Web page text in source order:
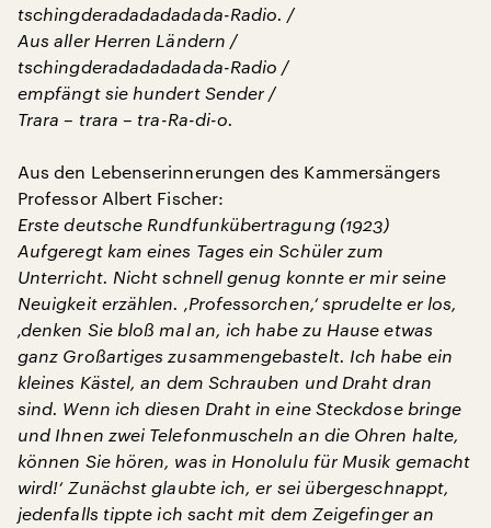
tschingderadadadadada-Radio. /
Aus aller Herren Ländern /
tschingderadadadadada-Radio /
empfängt sie hundert Sender /
Trara – trara – tra-Ra-di-o.
Aus den Lebenserinnerungen des Kammersängers
Professor Albert Fischer:
Erste deutsche Rundfunkübertragung (1923)
Aufgeregt kam eines Tages ein Schüler zum
Unterricht. Nicht schnell genug konnte er mir seine
Neuigkeit erzählen. ‚Professorchen,‘ sprudelte er los,
‚denken Sie bloß mal an, ich habe zu Hause etwas
ganz Großartiges zusammengebastelt. Ich habe ein
kleines Kästel, an dem Schrauben und Draht dran
sind. Wenn ich diesen Draht in eine Steckdose bringe
und Ihnen zwei Telefonmuscheln an die Ohren halte,
können Sie hören, was in Honolulu für Musik gemacht
wird!‘ Zunächst glaubte ich, er sei übergeschnappt,
jedenfalls tippte ich sacht mit dem Zeigefinger an